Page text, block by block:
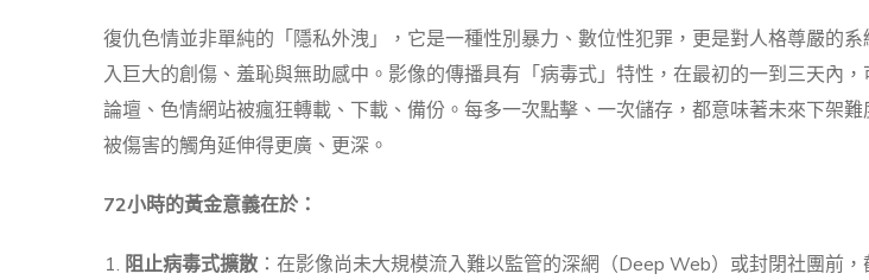
復仇色情並非單純的「隱私外洩」，它是一種性別暴力、數位性犯罪，更是對人格尊嚴的
入巨大的創傷、羞恥與無助感中。影像的傳播具有「病毒式」特性，在最初的一到三天內，
論壇、色情網站被瘋狂轉載、下載、備份。每多一次點擊、一次儲存，都意味著未來下架
被傷害的觸角延伸得更廣、更深。
72小時的黃金意義在於：
阻止病毒式擴散 ：在影像尚未大規模流入難以監管的深網（Deep Web）或封閉社團前，